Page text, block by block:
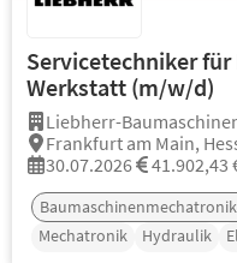
Servicetechniker
Werkstatt (m/w/d)
Liebherr-
Frankfurt am Main,
30.07.2026
41.902,43
Mechatronik
Hydraulik